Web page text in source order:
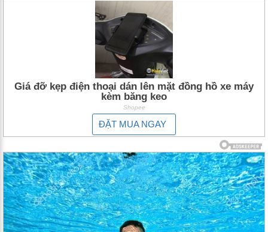
Giá đỡ kẹp điện thoại dán lên mặt đồng hồ xe máy
kèm băng keo
Shopee
ĐẶT MUA NGAY